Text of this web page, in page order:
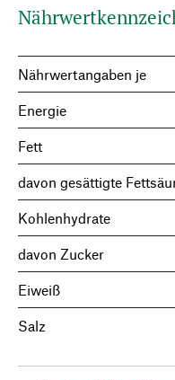
Nährwertangaben je
Energie
Fett
davon gesättigte
Kohlenhydrate
davon Zucker
Eiweiß
Salz